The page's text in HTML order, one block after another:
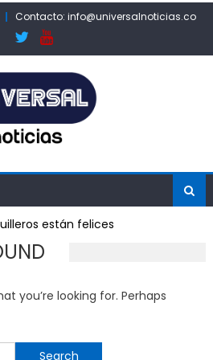
Contacto: info@universalnoticias.co
están felices
you’re looking for. Perhaps